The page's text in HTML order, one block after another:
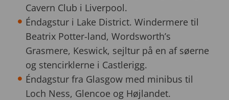
Cavern Club i Liverpool.
Éndagstur i Lake District. Windermere til
Beatrix Potter-land, Wordsworth’s
Grasmere, Keswick, sejltur på en af søerne
og stencirklerne i Castlerigg.
Éndagstur fra Glasgow med minibus til
Loch Ness, Glencoe og Højlandet.